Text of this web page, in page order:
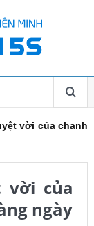
vời của chanh
vời của
ngày